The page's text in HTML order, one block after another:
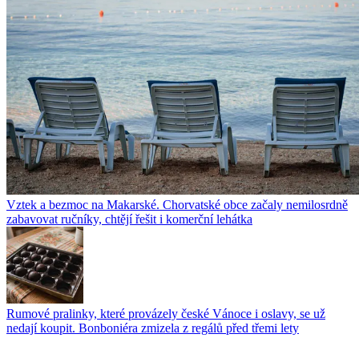
Vztek a bezmoc na Makarské. Chorvatské obce začaly nemilosrdně
zabavovat ručníky, chtějí řešit i komerční lehátka
Rumové pralinky, které provázely české Vánoce i oslavy, se už
nedají koupit. Bonboniéra zmizela z regálů před třemi lety